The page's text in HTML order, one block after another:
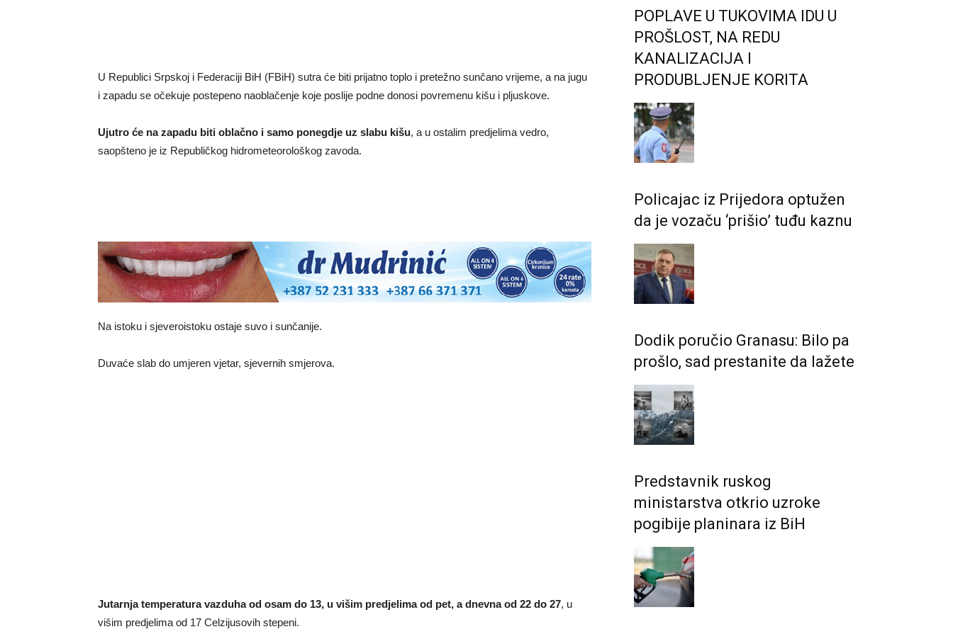
U Republici Srpskoj i Federaciji BiH (FBiH) sutra će biti prijatno toplo i pretežno sunčano vrijeme, a na jugu
i zapadu se očekuje postepeno naoblačenje koje poslije podne donosi povremenu kišu i pljuskove.
Ujutro će na zapadu biti oblačno i samo ponegdje uz slabu kišu, a u ostalim predjelima vedro,
saopšteno je iz Republičkog hidrometeorološkog zavoda.
Na istoku i sjeveroistoku ostaje suvo i sunčanije.
Duvaće slab do umjeren vjetar, sjevernih smjerova.
Jutarnja temperatura vazduha od osam do 13, u višim predjelima od pet, a dnevna od 22 do 27, u
višim predjelima od 17 Celzijusovih stepeni.
POPLAVE U TUKOVIMA IDU U
PROŠLOST, NA REDU
KANALIZACIJA I
PRODUBLJENJE KORITA
Policajac iz Prijedora optužen
da je vozaču ‘prišio’ tuđu kaznu
Dodik poručio Granasu: Bilo pa
prošlo, sad prestanite da lažete
Predstavnik ruskog
ministarstva otkrio uzroke
pogibije planinara iz BiH